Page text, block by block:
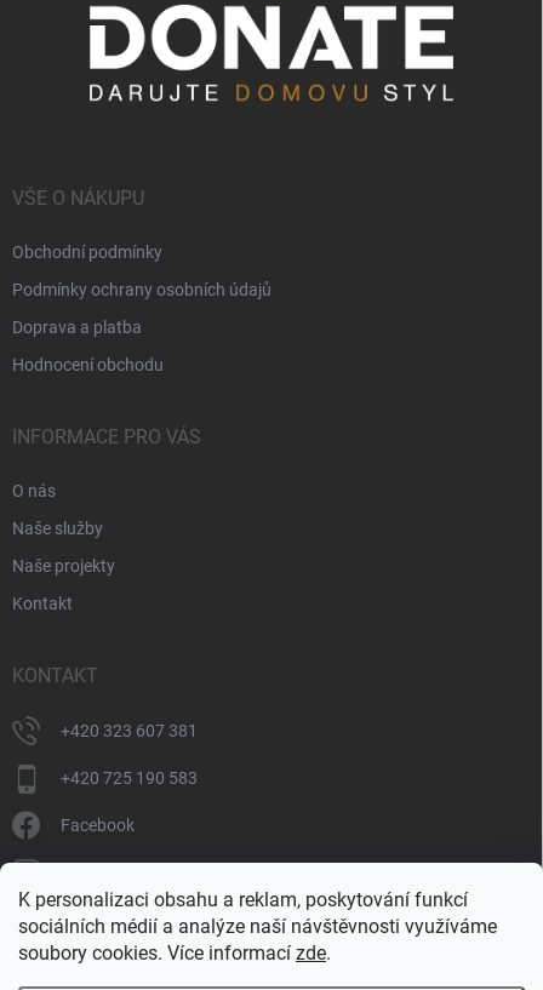
K personalizaci obsahu a reklam, poskytování funkcí
sociálních médií a analýze naší návštěvnosti využíváme
soubory cookies. Více informací zde.
VŠE O NÁKUPU
Obchodní podmínky
Podmínky ochrany osobních údajů
Doprava a platba
Hodnocení obchodu
INFORMACE PRO VÁS
O nás
Naše služby
Naše projekty
Kontakt
KONTAKT
+420 323 607 381
+420 725 190 583
Facebook
+420 725 190 583